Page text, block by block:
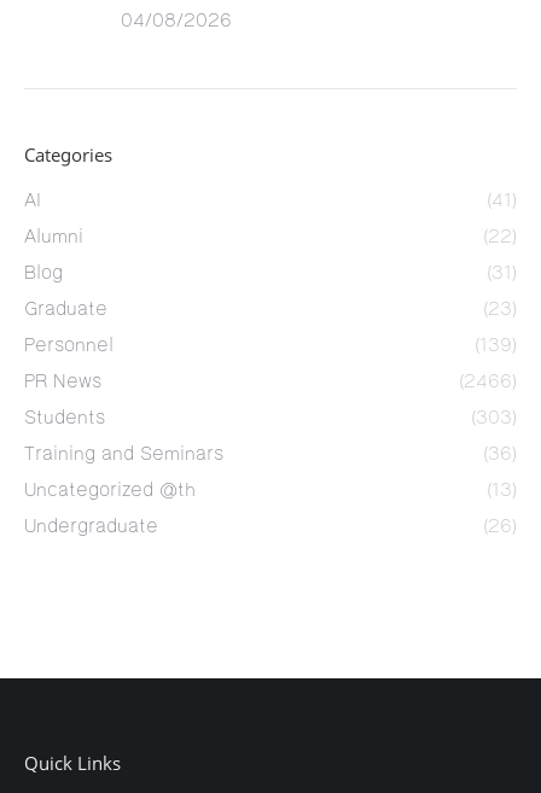
04/08/2026
Categories
AI
(41)
Alumni
(22)
Blog
(31)
Graduate
(23)
Personnel
(139)
PR News
(2466)
Students
(303)
Training and Seminars
(36)
Uncategorized @th
(13)
Undergraduate
(26)
Quick Links